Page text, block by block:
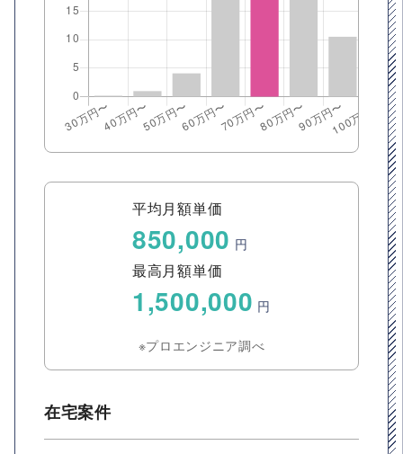
平均月額単価
850,000 円
最高月額単価
1,500,000 円
※プロエンジニア調べ
在宅案件